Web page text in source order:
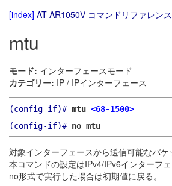
[index] AT-AR1050V コマンドリファレン
mtu
モード: インターフェースモード
カテゴリー: IP / IPインターフェース
(config-if)# mtu <68-1500>
(config-if)# no mtu
対象インターフェースから送信可能なパ
本コマンドの設定はIPv4/IPv6インターフ
no形式で実行した場合は初期値に戻る。